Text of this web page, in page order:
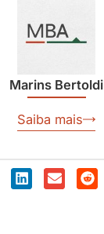
Marins Bertoldi
Saiba mais